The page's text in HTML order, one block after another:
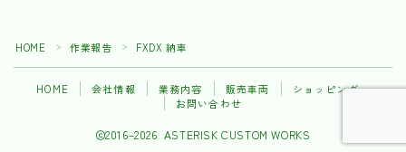
HOME ＞ 作業報告 ＞ FXDX 納車
HOME 会社情報 業務内容 販売車両
ショッピング
お問い合わせ
2016–2026 ASTERISK CUSTOM WORKS